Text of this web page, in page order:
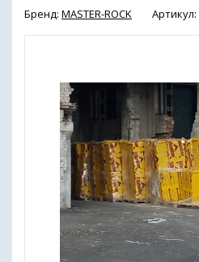
Бренд: MASTER-ROCK Артикул: